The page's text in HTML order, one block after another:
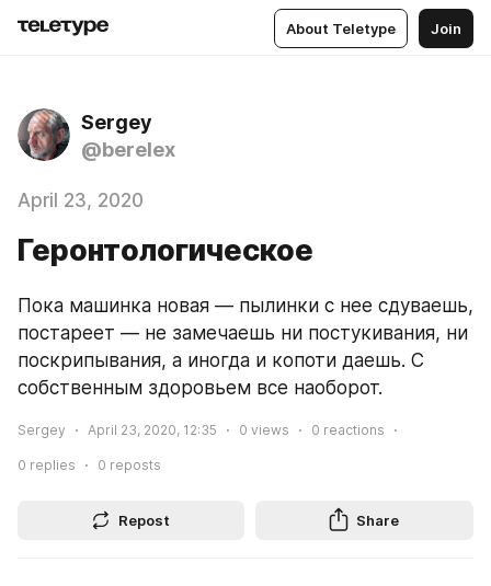
About Teletype Join
Sergey
@berelex
April 23, 2020
Геронтологическое
Пока машинка новая — пылинки с нее сдуваешь,
постареет — не замечаешь ни постукивания, ни
поскрипывания, а иногда и копоти даешь. С
собственным здоровьем все наоборот.
Sergey April 23, 2020, 12:35 0 views 0 reactions
0 replies 0 reposts
Repost Share